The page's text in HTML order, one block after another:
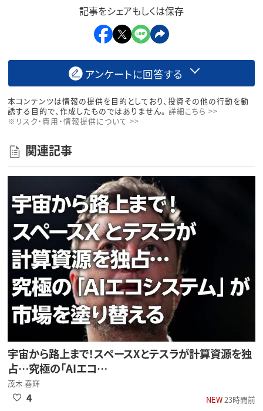
記事をシェアもしくは保存
アンケートに回答する
本コンテンツは情報の提供を目的としており、投資その他の行動を勧
誘する目的で、作成したものではありません。 詳細こちら >>
※リスク・費用・情報提供について >>
関連記事
宇宙から路上まで！スペースXとテスラが計算資源を独
占…究極の「AIエコ…
茂木 春輝
NEW23時間前
4